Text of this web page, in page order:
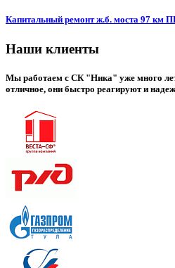
Капитальный ремонт ж.б. моста 97 км
Наши клиенты
Мы работаем с СК "Ника" уже много
отличное, они быстро реагируют и